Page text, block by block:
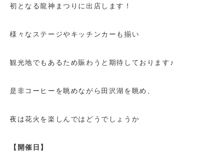
初となる龍神まつりに出店します！
様々なステージやキッチンカーも揃い
観光地でもあるため賑わうと期待しております♪
是非コーヒーを眺めながら田沢湖を眺め、
夜は花火を楽しんではどうでしょうか
【開催日】